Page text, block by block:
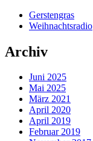
Gerstengras
Weihnachtsradio
Archiv
Juni 2025
Mai 2025
März 2021
April 2020
April 2019
Februar 2019